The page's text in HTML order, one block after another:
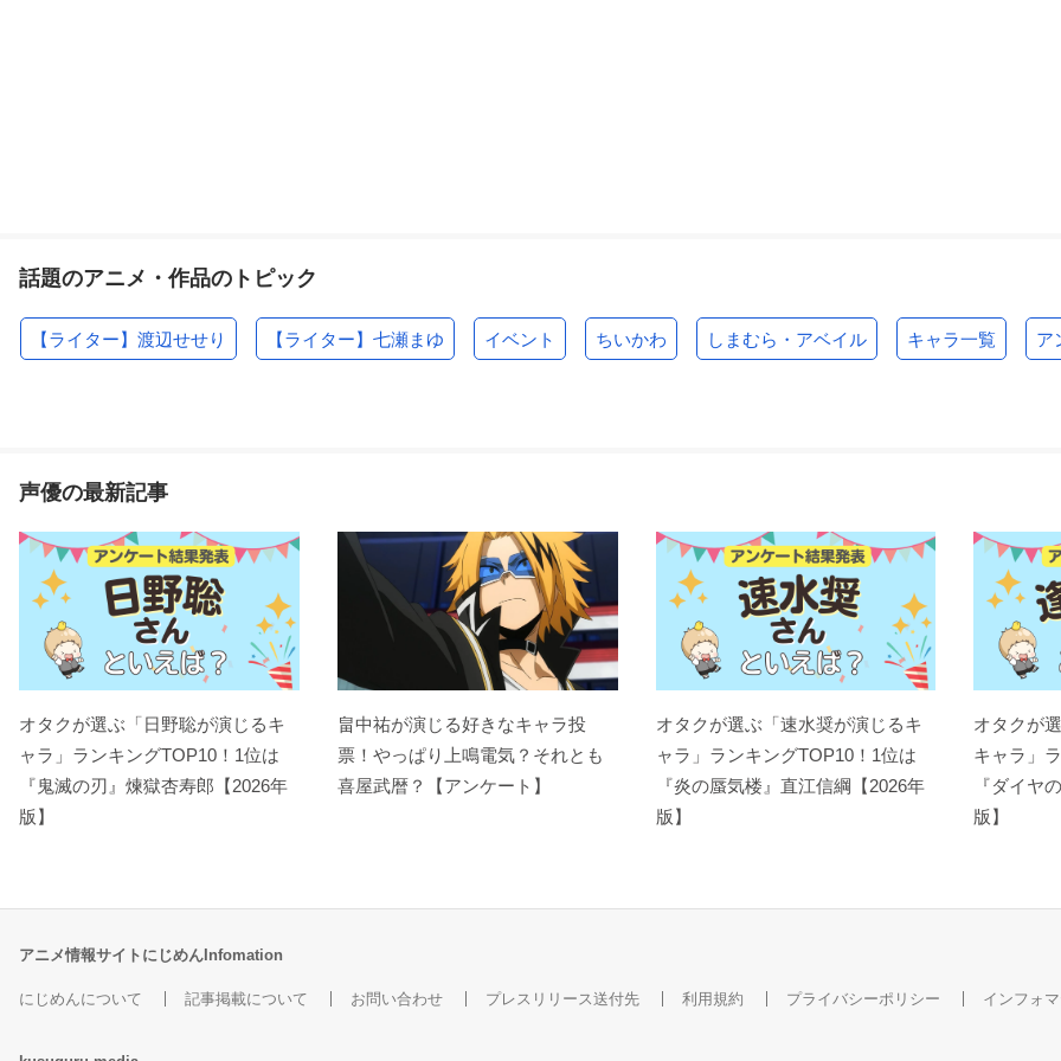
話題のアニメ・作品のトピック
【ライター】渡辺せせり 【ライター】七瀬まゆ イベント ちいかわ しまむら・アベイル キャラ一覧 ア
声優の最新記事
オタクが選ぶ「日野聡が演じるキ
ャラ」ランキングTOP10！1位は
『鬼滅の刃』煉󠄁獄杏寿郎【2026年
版】
畠中祐が演じる好きなキャラ投
票！やっぱり上鳴電気？それとも
喜屋武暦？【アンケート】
オタクが選ぶ「速水奨が演じるキ
ャラ」ランキングTOP10！1位は
『炎の蜃気楼』直江信綱【2026年
版】
オタクが
キャラ」
『ダイヤ
版】
アニメ情報サイトにじめんInfomation
にじめんについて 記事掲載について お問い合わせ プレスリリース送付先 利用規約 プライバシーポリシー インフォ